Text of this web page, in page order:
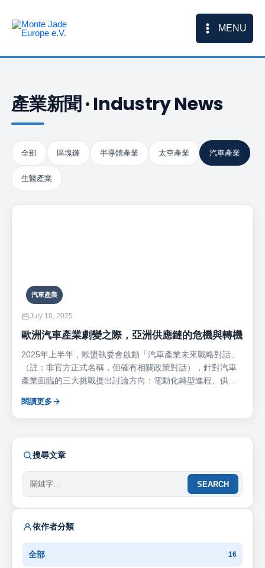
content
MENU
產業新聞 · Industry News
全部 區塊鏈 半導體產業 太空產業 汽車產業
生醫產業
汽車產業
July 10, 2025
歐洲汽車產業劇變之際，亞洲供應鏈的危機與轉機
2025年上半年，歐盟執委會啟動「汽車產業未來戰略對話」
（註：非官方正式名稱，但確有相關政策對話），針對汽車
產業面臨的三大挑戰提出討論方向：電動化轉型進程、供應
變局，對亞洲供應鏈而言，這是挑戰，也可能是前所未有的
機會。 歐洲市場去風險化與供應鏈本地化成為主旋律 根據歐
國品牌如比亞迪（BYD）、奇瑞（Chery）、吉利（Geely）
旗下品牌積極進軍歐洲，推出高性價比、規配出色的電動車
款，已在德國、法國、荷蘭等市場快速擴張。儘管歐洲車廠
加速推出電動車產品，但在價格、產能與技術節奏上普遍落
後，使傳統強權如Volkswagen、Renault、Peugeot等不得不
調整策略。面對中國車企的進攻，歐洲已提高警覺，正在針
韌性。歐盟執委會於近年相繼推動《關鍵原材料法》
（Critical Raw Materials Act）、《電池法規》（Battery
閱讀更多
搜尋文章
SEARCH
依作者分類
全部 16